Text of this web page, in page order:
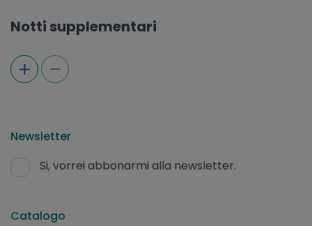
Notti supplementari
Newsletter
Si, vorrei abbonarmi alla newsletter.
Catalogo